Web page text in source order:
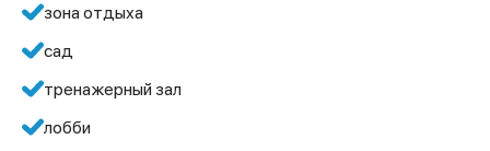
зона отдыха
сад
тренажерный зал
лобби